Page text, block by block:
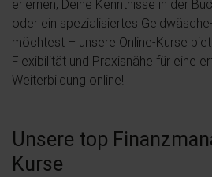
erlernen, Deine Kenntnisse in der
oder ein spezialisiertes
möchtest – unsere Online-Kurse
Flexibilität und Praxisnähe für eine
Weiterbildung online!
Unsere top
Kurse